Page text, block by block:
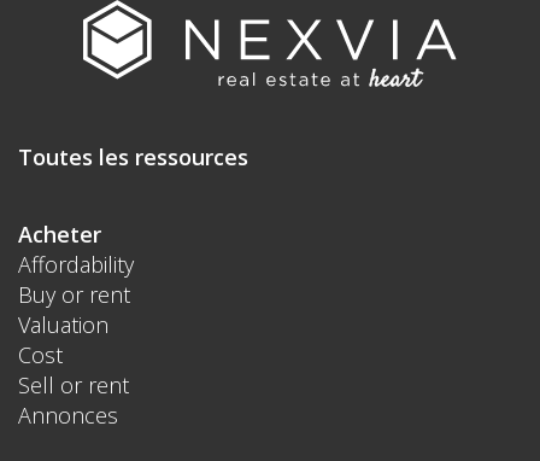
Toutes les ressources
Acheter
Affordability
Buy or rent
Valuation
Cost
Sell or rent
Annonces